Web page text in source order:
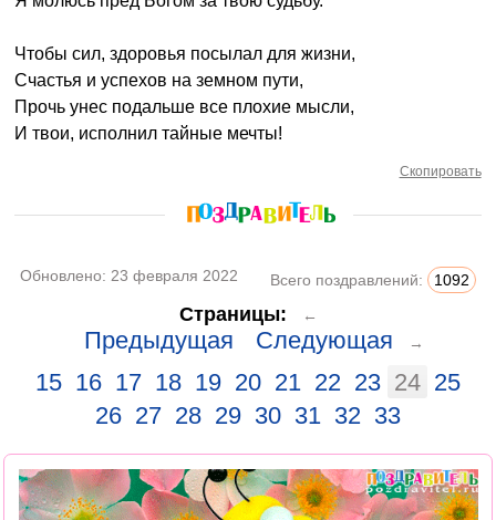
Чтобы сил, здоровья посылал для жизни,
Счастья и успехов на земном пути,
Прочь унес подальше все плохие мысли,
И твои, исполнил тайные мечты!
Скопировать
Обновлено: 23 февраля 2022 Всего поздравлений: 1092
Страницы: ←
Предыдущая Следующая →
15 16 17 18 19 20 21 22 23 24 25
26 27 28 29 30 31 32 33